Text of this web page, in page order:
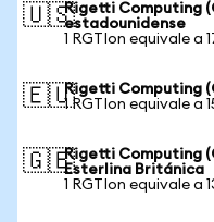
🇺🇸Rigetti Computing
estadounidense
1 RGTIon equivale a
🇪🇺Rigetti Computing
1 RGTIon equivale a
🇬🇧Rigetti Computing
Esterlina Británica
1 RGTIon equivale a